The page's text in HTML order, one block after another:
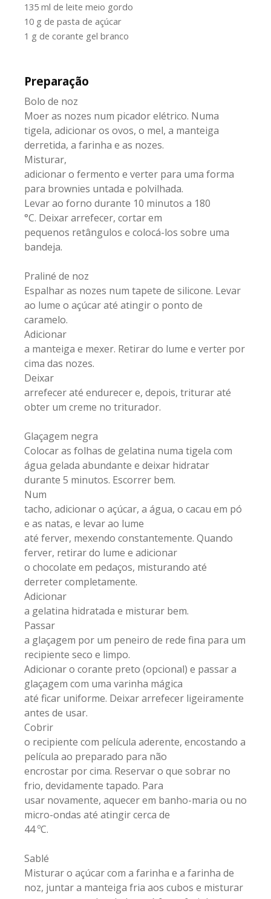
135 ml de leite meio gordo
10 g de pasta de açúcar
1 g de corante gel branco
Preparação
Bolo de noz
Moer as nozes num picador elétrico. Numa
tigela, adicionar os ovos, o mel, a manteiga
derretida, a farinha e as nozes.
Misturar,
adicionar o fermento e verter para uma forma
para brownies untada e polvilhada.
Levar ao forno durante 10 minutos a 180
°C. Deixar arrefecer, cortar em
pequenos retângulos e colocá-los sobre uma
bandeja.
Praliné de noz
Espalhar as nozes num tapete de silicone. Levar
ao lume o açúcar até atingir o ponto de
caramelo.
Adicionar
a manteiga e mexer. Retirar do lume e verter por
cima das nozes.
Deixar
arrefecer até endurecer e, depois, triturar até
obter um creme no triturador.
Glaçagem negra
Colocar as folhas de gelatina numa tigela com
água gelada abundante e deixar hidratar
durante 5 minutos. Escorrer bem.
Num
tacho, adicionar o açúcar, a água, o cacau em pó
e as natas, e levar ao lume
até ferver, mexendo constantemente. Quando
ferver, retirar do lume e adicionar
o chocolate em pedaços, misturando até
derreter completamente.
Adicionar
a gelatina hidratada e misturar bem.
Passar
a glaçagem por um peneiro de rede fina para um
recipiente seco e limpo.
Adicionar o corante preto (opcional) e passar a
glaçagem com uma varinha mágica
até ficar uniforme. Deixar arrefecer ligeiramente
antes de usar.
Cobrir
o recipiente com película aderente, encostando a
película ao preparado para não
encrostar por cima. Reservar o que sobrar no
frio, devidamente tapado. Para
usar novamente, aquecer em banho-maria ou no
micro-ondas até atingir cerca de
44 ºC.
Sablé
Misturar o açúcar com a farinha e a farinha de
noz, juntar a manteiga fria aos cubos e misturar